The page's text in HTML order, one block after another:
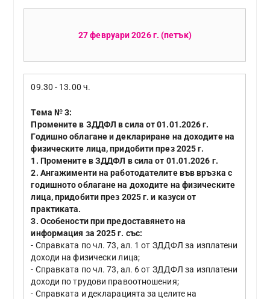
27 февруари 2026 г. (петък)
09.30 - 13.00 ч.
Тема № 3:
Промените в ЗДДФЛ в сила от 01.01.2026 г.
Годишно облагане и деклариране на доходите на
физическите лица, придобити през 2025 г.
1. Промените в ЗДДФЛ в сила от 01.01.2026 г.
2. Ангажименти на работодателите във връзка с
годишното облагане на доходите на физическите
лица, придобити през 2025 г. и казуси от
практиката.
3. Особености при предоставянето на
информация за 2025 г. със:
- Справката по чл. 73, ал. 1 от ЗДДФЛ за изплатени
доходи на физически лица;
- Справката по чл. 73, ал. 6 от ЗДДФЛ за изплатени
доходи по трудови правоотношения;
- Справката и декларацията за целите на